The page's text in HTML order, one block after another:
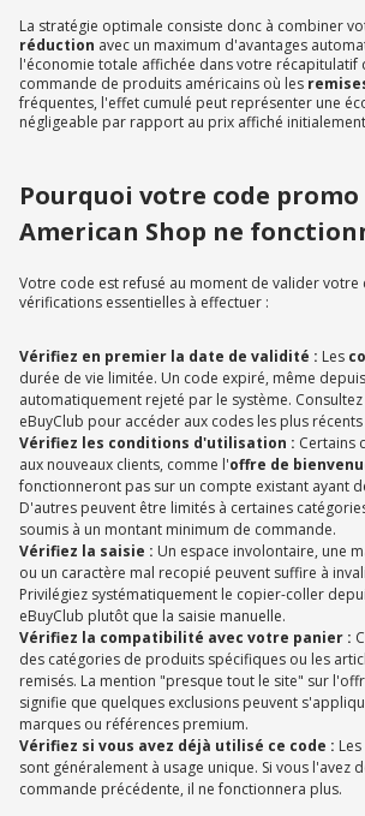
La stratégie optimale consiste donc à combiner
réduction avec un maximum d'avantages
l'économie totale affichée dans votre récapitulatif
commande de produits américains où les
fréquentes, l'effet cumulé peut représenter une
négligeable par rapport au prix affiché
Pourquoi votre code promo
American Shop ne
Votre code est refusé au moment de valider votre
vérifications essentielles à effectuer :
Vérifiez en premier la date de validité : Les
durée de vie limitée. Un code expiré, même
automatiquement rejeté par le système.
eBuyClub pour accéder aux codes les plus
Vérifiez les conditions d'utilisation : Certains
aux nouveaux clients, comme l'offre de
fonctionneront pas sur un compte existant ayant
D'autres peuvent être limités à certaines
soumis à un montant minimum de commande.
Vérifiez la saisie : Un espace involontaire, une
ou un caractère mal recopié peuvent suffire à
Privilégiez systématiquement le copier-coller
eBuyClub plutôt que la saisie manuelle.
Vérifiez la compatibilité avec votre panier :
des catégories de produits spécifiques ou les
remisés. La mention "presque tout le site" sur
signifie que quelques exclusions peuvent
marques ou références premium.
Vérifiez si vous avez déjà utilisé ce code : Les
sont généralement à usage unique. Si vous l'avez
commande précédente, il ne fonctionnera plus.